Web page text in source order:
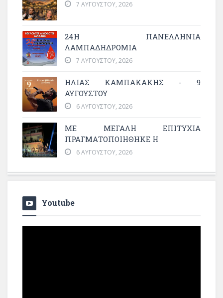
7 ΑΥΓΟΎΣΤΟΥ, 2026
24Η ΠΑΝΕΛΛΗΝΙΑ
ΛΑΜΠΑΔΗΔΡΟΜΙΑ
7 ΑΥΓΟΎΣΤΟΥ, 2026
ΗΛΙΑΣ ΚΑΜΠΑΚΑΚΗΣ - 9
ΑΥΓΟΥΣΤΟΥ
6 ΑΥΓΟΎΣΤΟΥ, 2026
ΜΕ ΜΕΓΆΛΗ ΕΠΙΤΥΧΊΑ
ΠΡΑΓΜΑΤΟΠΟΙΉΘΗΚΕ Η
6 ΑΥΓΟΎΣΤΟΥ, 2026
Youtube